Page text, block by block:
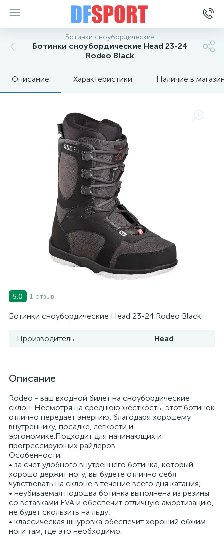
Ботинки сноубордические
Ботинки сноубордические Head 23-24
Rodeo Black
Описание Характеристики Наличие в
5.0 1 отзыв
Ботинки сноубордические Head 23-24 Rodeo Black
Производитель Head
Описание
Rodeo - ваш входной билет на сноубордические
склон. Несмотря на среднюю жесткость, этот ботинок
отлично передает энергию, благодаря хорошему
внутреннику, посадке, легкости и
эргономике.Подходит для начинающих и
прогрессирующих райдеров.
Особенности:
• за счет удобного внутреннего ботинка, который
хорошо держит ногу, вы будете отлично себя
чувствовать на склоне в течение всего дня катания;
• неубиваемая подошва ботинка выполнена из резины
со вставками EVA и обеспечит отличную амортизацию,
не будет скользить на льду;
• классическая шнуровка обеспечит хороший обжим
ноги там, где это необходимо.